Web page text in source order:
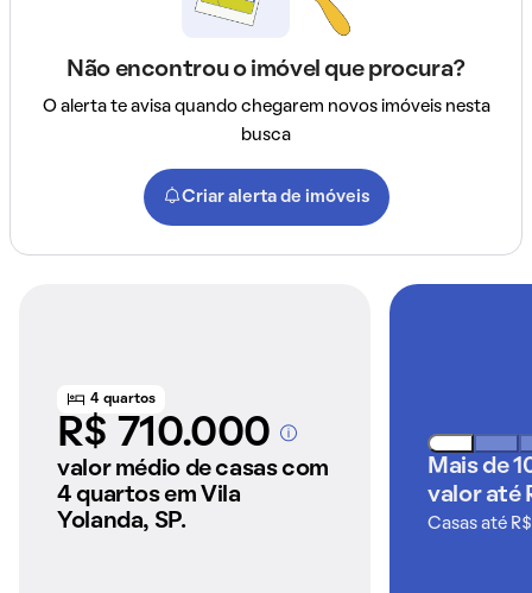
Não encontrou o imóvel que procura?
O alerta te avisa quando chegarem novos imóveis nesta
busca
Criar alerta de imóveis
4 quartos
R$ 710.000A partir dos imóveis
valor médio de casas com
4 quartos em Vila
Yolanda, SP.
Mais de
valor até
Casas até